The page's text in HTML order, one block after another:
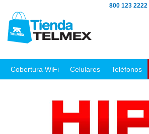
800 123 2222
Cobertura WiFi Celulares Teléfonos